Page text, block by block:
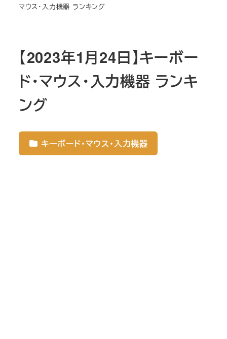
マウス・入力機器 ランキング
【2023年1月24日】キーボー
ド・マウス・入力機器 ランキ
ング
キーボード・マウス・入力機器